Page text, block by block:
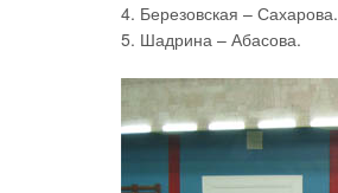
4. Березовская – Сахарова.
5. Шадрина – Абасова.